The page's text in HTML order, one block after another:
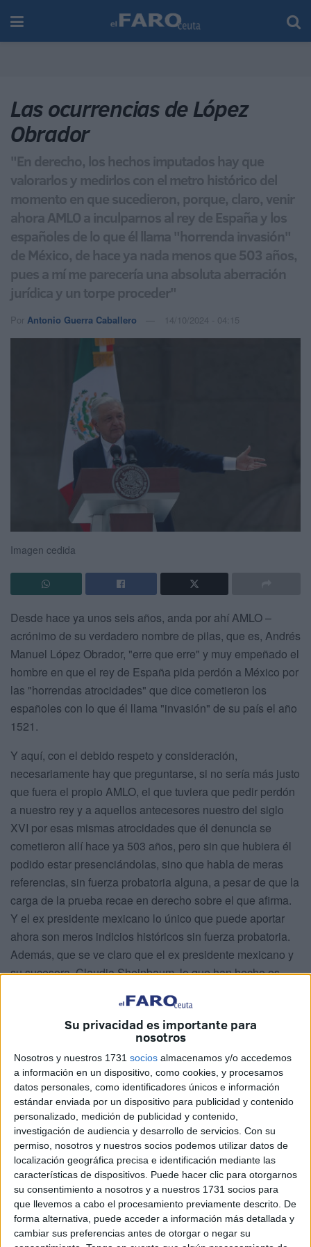
Su privacidad es importante para
nosotros
Nosotros y nuestros 1731 socios almacenamos y/o accedemos
a información en un dispositivo, como cookies, y procesamos
datos personales, como identificadores únicos e información
estándar enviada por un dispositivo para publicidad y contenido
personalizado, medición de publicidad y contenido,
investigación de audiencia y desarrollo de servicios. Con su
permiso, nosotros y nuestros socios podemos utilizar datos de
localización geográfica precisa e identificación mediante las
características de dispositivos. Puede hacer clic para otorgarnos
su consentimiento a nosotros y a nuestros 1731 socios para
que llevemos a cabo el procesamiento previamente descrito. De
forma alternativa, puede acceder a información más detallada y
cambiar sus preferencias antes de otorgar o negar su
Las ocurrencias de López
Obrador
"En derecho, los hechos imputados hay que
valorarlos y medirlos con el metro histórico del
momento en que sucedieron, porque, claro, venir
ahora AMLO a inculparnos al rey de España y los
españoles de lo que él llama "horrenda invasión"
de México, de hace ya nada menos que 503 años,
pues a mí me parecería una absoluta aberración
jurídica y un torpe proceder"
Por Antonio Guerra Caballero 14/10/2024 - 04:15
Imagen cedida
Desde hace ya unos seis años, anda por ahí AMLO –
acrónimo de su verdadero nombre de pilas, que es, Andrés
Manuel López Obrador, "erre que erre" y muy empeñado el
hombre en que el rey de España pida perdón a México por
las "horrendas atrocidades" que dice cometieron los
españoles con lo que él llama "invasión" de su país el año
1521.
Y aquí, con el debido respeto y consideración,
necesariamente hay que preguntarse, si no sería más justo
que fuera el propio AMLO, el que tuviera que pedir perdón
a nuestro rey y a aquellos antecesores nuestro del siglo
XVI por esas mismas atrocidades que él denuncia se
cometieron allí hace ya 503 años, pero sin que hubiera él
podido estar presenciándolas, sino que habla de meras
referencias, sin fuerza probatoria alguna, a pesar de que la
carga de la prueba recae en derecho sobre el que afirma.
Y el ex presidente mexicano lo único que puede aportar
ahora son meros indicios históricos sin fuerza probatoria.
Además, que se ve claro que el ex presidente mexicano y
su sucesora, Claudia Sheinbaum, lo que han hecho es
En derecho, los hechos imputados hay que valorarlos y
medirlos con el metro histórico del momento en que
sucedieron, porque, claro, venir ahora AMLO a inculparnos
al rey de España y los españoles de lo que él llama
"horrenda invasión" de México, de hace ya nada menos
que 503 años, pues a mí me parecería una absoluta
aberración jurídica y un torpe proceder. De ningún modo
puede exigirse ahora al rey de España perdón,
responsabilizándolo como supuestos "invasores" de
México, habiendo dicho rey español nacido unos 500 años
después de que tales hechos sucedieran, es algo que,
inmediatamente, deja fuera de lugar y exento de toda